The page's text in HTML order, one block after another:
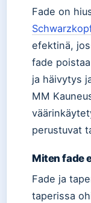
Fade on
efektinä,
fade
ja häivytys
MM
perustuvat
Miten fade
Fade ja
taperissa